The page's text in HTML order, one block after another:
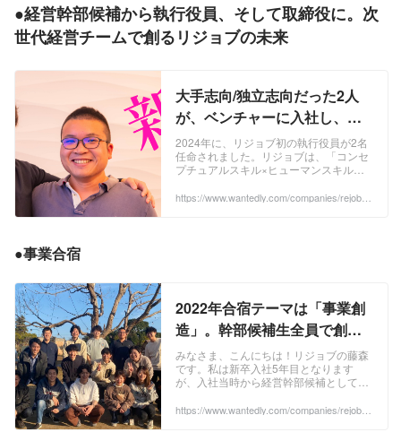
●経営幹部候補から執行役員、そして取締役に。次
世代経営チームで創るリジョブの未来
大手志向/独立志向だった2人
が、ベンチャーに入社し、執
行役員になるまでの道のり
【前編】 | 株式会社リジョブ
2024年に、リジョブ初の執行役員が2名
任命されました。リジョブは、「コンセ
プチュアルスキル×ヒューマンスキル」
いる為、ふたりとも若くしてMGRと幹部
https://www.wantedly.com/companies/rejob/p
●事業合宿
2022年合宿テーマは「事業創
造」。幹部候補生全員で創
る"リジョブの第3フェーズ"。
| REJOB Blog
みなさま、こんにちは！リジョブの藤森
です。私は新卒入社5年目となります
が、入社当時から経営幹部候補として
ます！ リジョブでは、毎年恒例 ...
https://www.wantedly.com/companies/rejob/p